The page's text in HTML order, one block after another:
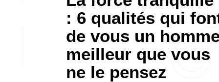
: 6 qualités qui
de vous un
meilleur que vous
ne le pensez